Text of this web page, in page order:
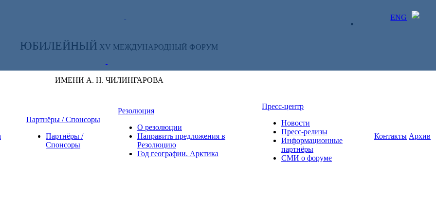
ENG
ЛИЧНЫЙ КАБИНЕТ
ЮБИЛЕЙНЫЙ XV МЕЖДУНАРОДНЫЙ ФОРУМ
ИМЕНИ А. Н. ЧИЛИНГАРОВА
Партнёры / Спонсоры
Партнёры /
Спонсоры
Резолюция
О резолюции
Направить предложения в
Резолюцию
Год географии. Арктика
Пресс-центр
Новости
Пресс-релизы
Информационные
партнёры
СМИ о форуме
Контакты Архив